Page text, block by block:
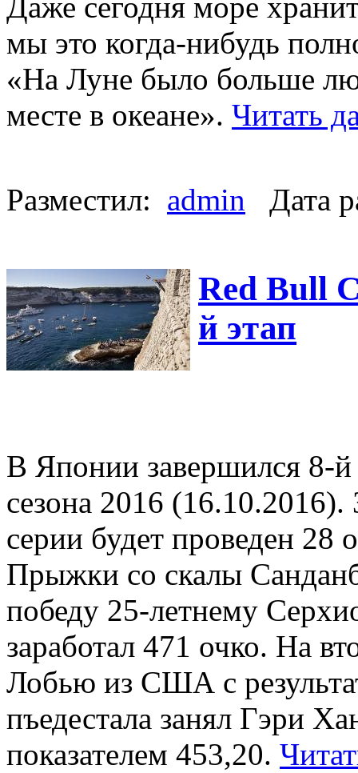
мы это когда-нибудь
«На Луне было больше
месте в океане». Читать
Разместил: admin Дата
Red Bull
й этап
В Японии завершился 8-
сезона 2016
серии будет проведен 28
Прыжки со скалы
победу 25-летнему
заработал 471 очко. На
Лобью из США с
пъедестала занял Гэри
показателем 453,20.